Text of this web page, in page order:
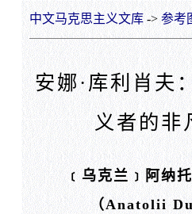
中文马克思主义文库-> 参考
安娜·库利肖夫
义者的非
﹝乌克兰﹞阿纳
（Anatolii